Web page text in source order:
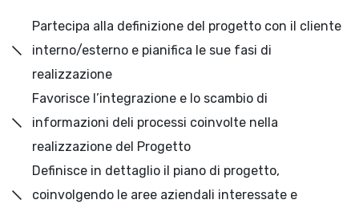
Partecipa alla definizione del progetto con il cliente
interno/esterno e pianifica le sue fasi di
realizzazione
Favorisce l’integrazione e lo scambio di
informazioni deli processi coinvolte nella
realizzazione del Progetto
Definisce in dettaglio il piano di progetto,
coinvolgendo le aree aziendali interessate e